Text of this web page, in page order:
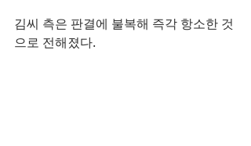
김씨 측은 판결에 불복해 즉각 항소한 것
으로 전해졌다.